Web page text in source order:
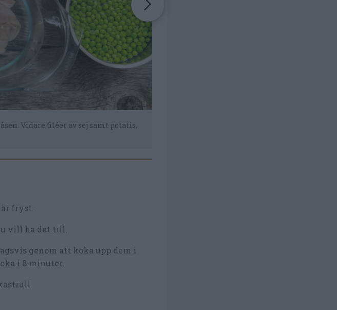
Vidare filéer av sej samt potatis,
fryst.
vill ha det till.
genom att koka upp dem i
i 8 minuter.